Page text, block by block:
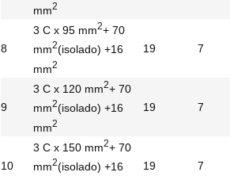
mm2
8
3 C x 95 mm2+ 70
mm2(isolado) +16
mm2
19 7
9
3 C x 120 mm2+ 70
mm2(isolado) +16
mm2
19 7
10
3 C x 150 mm2+ 70
mm2(isolado) +16
19 7